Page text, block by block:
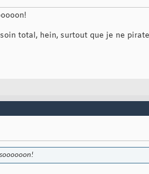
total, hein, surtout que je ne